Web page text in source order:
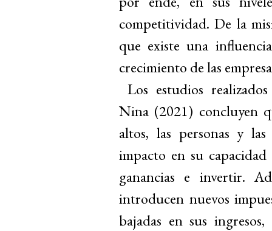
competitividad. De la
que existe una
crecimiento de las
Los estudios
Nina (2021) concluyen
altos, las personas y
impacto en su
ganancias e invertir.
introducen nuevos
bajadas en sus